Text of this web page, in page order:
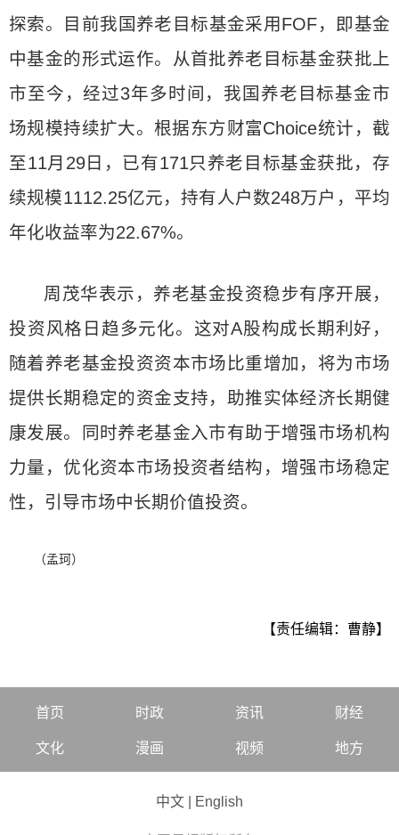
探索。目前我国养老目标基金采用FOF，即基金
中基金的形式运作。从首批养老目标基金获批上
市至今，经过3年多时间，我国养老目标基金市
场规模持续扩大。根据东方财富Choice统计，截
至11月29日，已有171只养老目标基金获批，存
续规模1112.25亿元，持有人户数248万户，平均
年化收益率为22.67%。
周茂华表示，养老基金投资稳步有序开展，
投资风格日趋多元化。这对A股构成长期利好，
随着养老基金投资资本市场比重增加，将为市场
提供长期稳定的资金支持，助推实体经济长期健
康发展。同时养老基金入市有助于增强市场机构
力量，优化资本市场投资者结构，增强市场稳定
性，引导市场中长期价值投资。
（孟珂）
【责任编辑：曹静】
首页 时政 资讯 财经
文化 漫画 视频 地方
中文 English